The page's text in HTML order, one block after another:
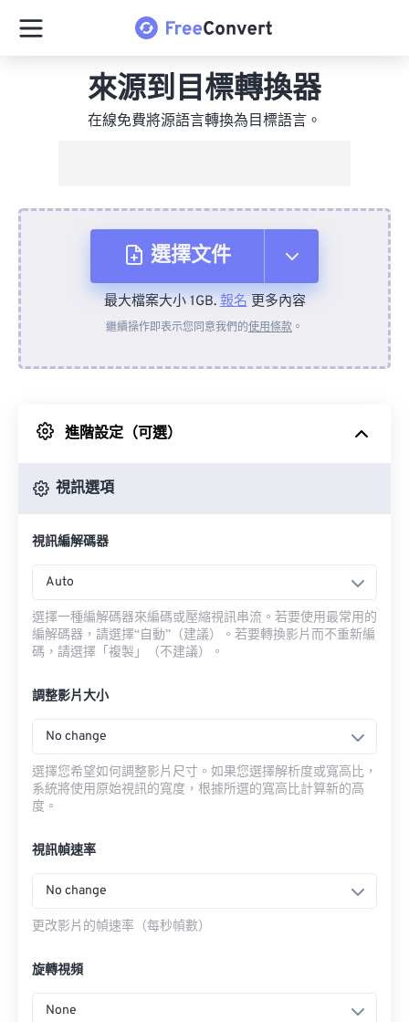
來源到目標轉換器
在線免費將源語言轉換為目標語言。
選擇文件
來自裝置
來自 Google 雲端硬碟
最大檔案大小 1GB.報名更多內容
繼續操作即表示您同意我們的使用條款 。
進階設定（可選）
視訊選項
視訊編解碼器
Auto
選擇一種編解碼器來編碼或壓縮視訊串流。若要使用最常用的
編解碼器，請選擇“自動”（建議）。若要轉換影片而不重新編
碼，請選擇「複製」（不建議）。
調整影片大小
No change
選擇您希望如何調整影片尺寸。如果您選擇解析度或寬高比，
系統將使用原始視訊的寬度，根據所選的寬高比計算新的高
度。
視訊幀速率
No change
更改影片的幀速率（每秒幀數）
旋轉視頻
None